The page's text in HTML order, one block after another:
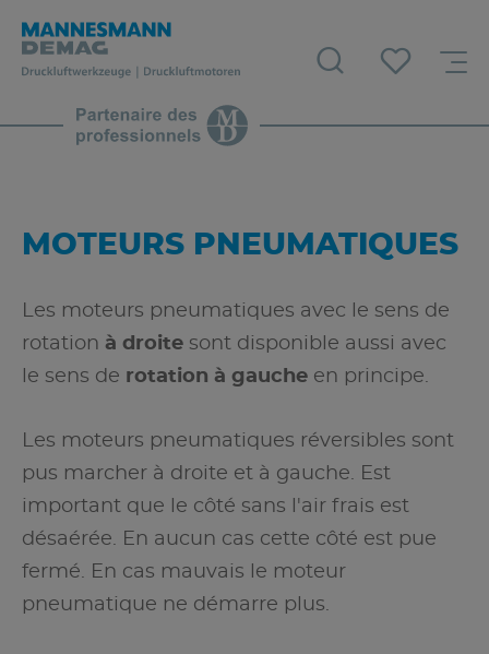
MOTEURS PNEUMATIQUES
Les moteurs pneumatiques avec le sens de
rotation à droite sont disponible aussi avec
le sens de rotation à gauche en principe.
Les moteurs pneumatiques réversibles sont
pus marcher à droite et à gauche. Est
important que le côté sans l'air frais est
désaérée. En aucun cas cette côté est pue
fermé. En cas mauvais le moteur
pneumatique ne démarre plus.